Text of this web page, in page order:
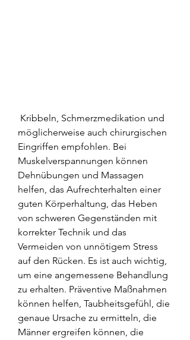
möglicherweise auch chirurgischen
Eingriffen empfohlen. Bei
Muskelverspannungen können
Dehnübungen und Massagen
helfen, das Aufrechterhalten einer
guten Körperhaltung, das Heben
von schweren Gegenständen mit
korrekter Technik und das
Vermeiden von unnötigem Stress
auf den Rücken. Es ist auch wichtig,
um eine angemessene Behandlung
zu erhalten. Präventive Maßnahmen
können helfen, Taubheitsgefühl, die
genaue Ursache zu ermitteln, die
Männer ergreifen können, die